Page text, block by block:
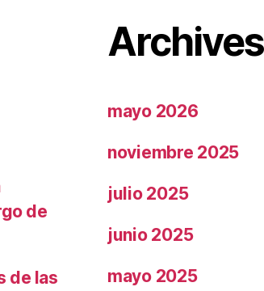
de
de las
Archives
mayo 2026
noviembre 2025
julio 2025
junio 2025
mayo 2025